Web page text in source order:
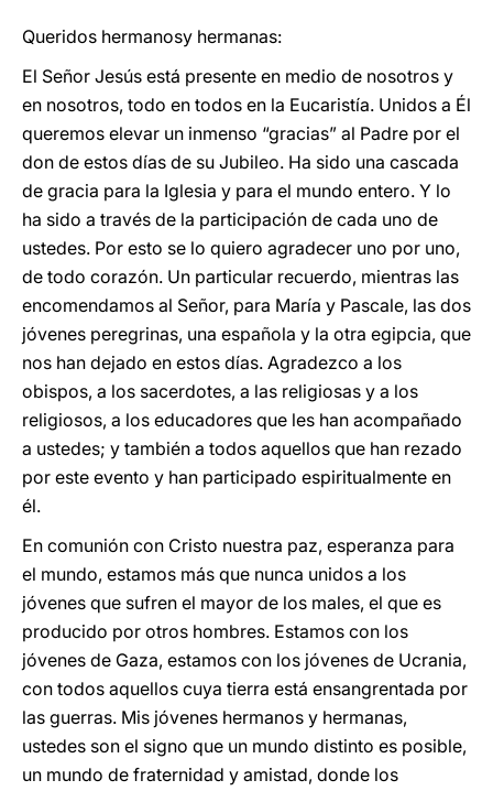
Queridos hermanosy hermanas:
El Señor Jesús está presente en medio de nosotros y
en nosotros, todo en todos en la Eucaristía. Unidos a Él
queremos elevar un inmenso “gracias” al Padre por el
don de estos días de su Jubileo. Ha sido una cascada
de gracia para la Iglesia y para el mundo entero. Y lo
ha sido a través de la participación de cada uno de
ustedes. Por esto se lo quiero agradecer uno por uno,
de todo corazón. Un particular recuerdo, mientras las
encomendamos al Señor, para María y Pascale, las dos
jóvenes peregrinas, una española y la otra egipcia, que
nos han dejado en estos días. Agradezco a los
obispos, a los sacerdotes, a las religiosas y a los
religiosos, a los educadores que les han acompañado
a ustedes; y también a todos aquellos que han rezado
por este evento y han participado espiritualmente en
él.
En comunión con Cristo nuestra paz, esperanza para
el mundo, estamos más que nunca unidos a los
jóvenes que sufren el mayor de los males, el que es
producido por otros hombres. Estamos con los
jóvenes de Gaza, estamos con los jóvenes de Ucrania,
con todos aquellos cuya tierra está ensangrentada por
las guerras. Mis jóvenes hermanos y hermanas,
ustedes son el signo que un mundo distinto es posible,
un mundo de fraternidad y amistad, donde los